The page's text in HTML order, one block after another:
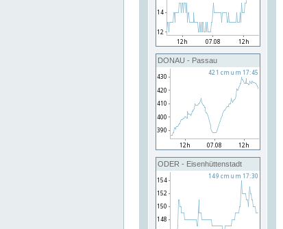
DONAU - Passau
ODER - Eisenhüttenstadt